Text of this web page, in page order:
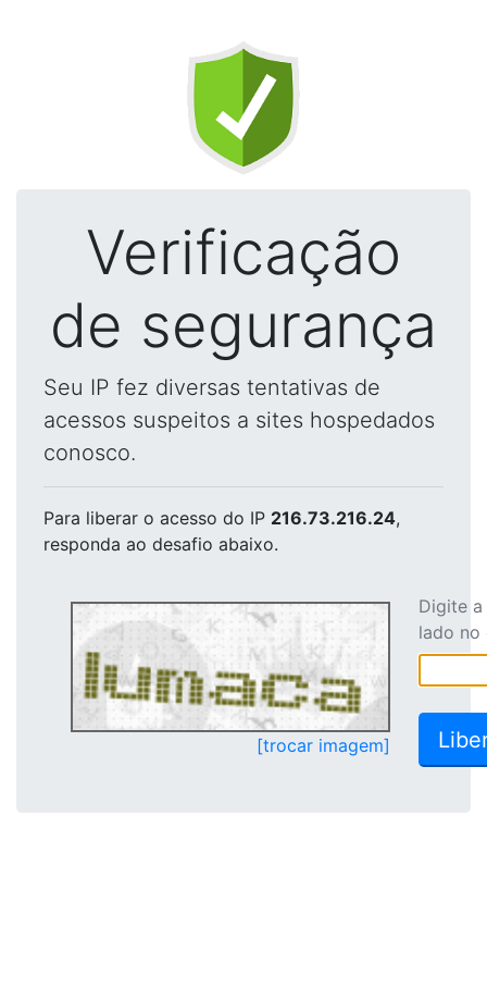
Verificação
de segurança
Seu IP fez diversas tentativas de
acessos suspeitos a sites hospedados
conosco.
Para liberar o acesso do IP 216.73.216.24,
responda ao desafio abaixo.
[trocar imagem]
Digite
lado no